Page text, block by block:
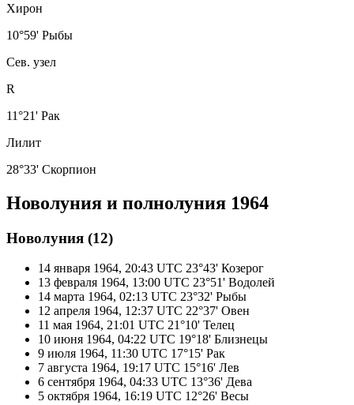
Хирон
10°59' Рыбы
Сев. узел
R
11°21' Рак
Лилит
28°33' Скорпион
Новолуния и полнолуния 1964
Новолуния (12)
14 января 1964, 20:43 UTC 23°43' Козерог
13 февраля 1964, 13:00 UTC 23°51' Водолей
14 марта 1964, 02:13 UTC 23°32' Рыбы
12 апреля 1964, 12:37 UTC 22°37' Овен
11 мая 1964, 21:01 UTC 21°10' Телец
10 июня 1964, 04:22 UTC 19°18' Близнецы
9 июля 1964, 11:30 UTC 17°15' Рак
7 августа 1964, 19:17 UTC 15°16' Лев
6 сентября 1964, 04:33 UTC 13°36' Дева
5 октября 1964, 16:19 UTC 12°26' Весы